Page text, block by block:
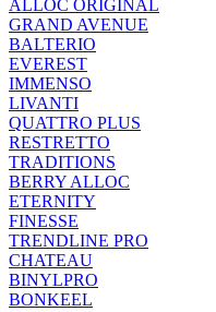
ALLOC ORIGINAL
GRAND AVENUE
BALTERIO
EVEREST
IMMENSO
LIVANTI
QUATTRO PLUS
RESTRETTO
TRADITIONS
BERRY ALLOC
ETERNITY
FINESSE
TRENDLINE PRO
CHATEAU
BINYLPRO
BONKEEL